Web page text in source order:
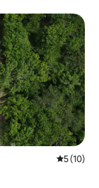
平均评分
5 (10)